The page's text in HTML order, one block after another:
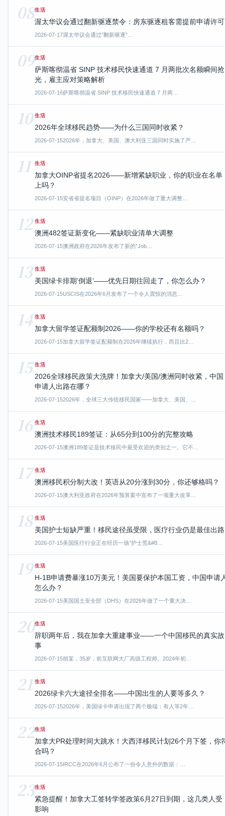
08生活
渥太华议会通过翻新驱逐禁令：房东驱逐租客需提前申请许可
2026-07-17渥太华议会通过”翻新驱逐”…
09生活
萨斯喀彻温省 SINP 技术移民快速通道 7 月两批次名额瞬间抢
光，雇主应对策略解析
2026-07-16萨斯喀彻温省 SINP 技术移民快速通道 7 月两…
10 生活
2026年全球移民趋势——为什么三国同时收紧？
2026-07-152026年，加拿大、美国、澳大利亚三国同时实施了严…
11 生活
加拿大OINP省提名2026——新增紧缺职业，你的职业在名单
上吗？
2026-07-15安省省提名项目（OINP）在2026年做了重大调整…
12 生活
澳洲482签证新变化——紧缺职业清单大调整
2026-07-15澳洲政府在2026年发布了新的”Job…
13 生活
美国绿卡排期’倒退’——优先日期往回走了，你怎么办？
2026-07-15USCIS在2026年6月发布了一个令人震惊的消息…
14 生活
加拿大留学签证配额制2026——你的学校还有名额吗？
2026-07-15加拿大留学签证配额制在2026年继续执行，而且比2…
15 生活
2026全球移民政策大洗牌！加拿大/美国/澳洲同时收紧，中国
申请人出路在哪？
2026-07-152026年，全球三大传统移民国家——加拿大、美国、…
16 生活
澳洲技术移民189签证：从65分到100分的完整攻略
2026-07-15澳洲189签证是技术移民中最受欢迎的类别之一。它不…
17 生活
澳洲移民积分制大改！英语从20分涨到30分，你还够格吗？
2026-07-15澳大利亚政府在2026年预算案中宣布了一项重大改革…
18 生活
美国护士短缺严重！移民途径虽受限，医疗行业仍是最佳出路
2026-07-15美国医疗行业正在经历一场”护士荒&#8…
19 生活
H-1B申请费暴涨10万美元！美国要保护本国工资，中国申请
怎么办？
2026-07-15美国国土安全部（DHS）在2026年做了一个重大决…
20生活
辞职两年后，我在加拿大重建事业——一个中国移民的真实故
事
2026-07-15胡某，35岁，前互联网大厂高级工程师。2024年初…
21 生活
2026绿卡六大途径全排名——中国出生的人要等多久？
2026-07-152026年，美国绿卡申请出现了两个极端：有人等2年…
22生活
加拿大PR处理时间大跳水！大西洋移民计划26个月下签，你
合吗？
2026-07-15IRCC在2026年6月公布了一份令人意外的数据：…
23生活
紧急提醒！加拿大工签转学签政策6月27日到期，这几类人受
影响